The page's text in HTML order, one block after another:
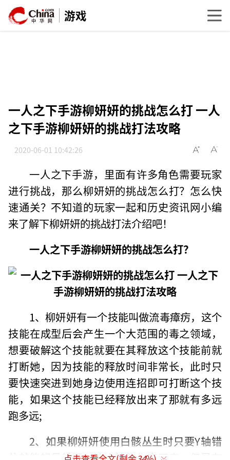
游戏
一人之下手游柳妍妍的挑战怎么打 一人
之下手游柳妍妍的挑战打法攻略
2020-06-01 10:42:26
一人之下手游，里面有许多角色需要玩家
进行挑战，那么柳妍妍的挑战怎么打？怎么快
速通关？不知道的玩家一起和历史资讯网小编
来了解下柳妍妍的挑战打法介绍吧！
一人之下手游柳妍妍的挑战怎么打？
1、柳妍妍有一个技能叫做流毒瘴疠，这个
技能在成型后会产生一个大范围的毒之领域，
想要破解这个技能就要在其释放这个技能前就
打断她，因为技能的释放时间非常长，此时只
要快速突进到她身边使用连招即可打断这个技
能，如果这个技能已经释放出来了那就有多远
跑多远;
2、如果柳妍妍使用白骸丛生时只要Y轴错